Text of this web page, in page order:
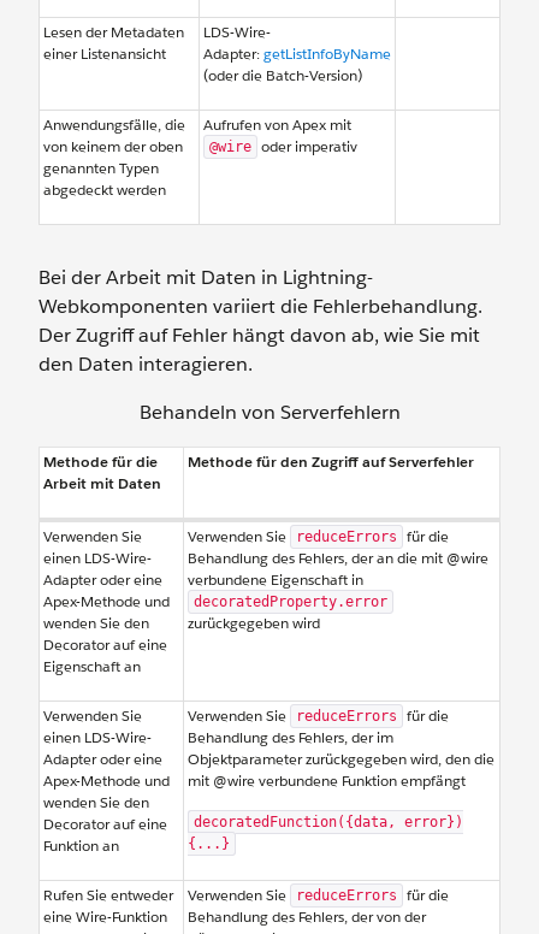
Lesen der Metadaten
einer Listenansicht
LDS-Wire-
Adapter:getListInfoByName
(oder die Batch-Version)
Anwendungsfälle, die
von keinem der oben
genannten Typen
abgedeckt werden
Aufrufen von Apex mit
@wire oder imperativ
Bei der Arbeit mit Daten in Lightning-
Webkomponenten variiert die Fehlerbehandlung.
Der Zugriff auf Fehler hängt davon ab, wie Sie mit
den Daten interagieren.
Behandeln von Serverfehlern
Methode für die
Arbeit mit Daten
Methode für den Zugriff auf Serverfehler
Verwenden Sie
einen LDS-Wire-
Adapter oder eine
Apex-Methode und
wenden Sie den
Decorator auf eine
Eigenschaft an
Verwenden Sie reduceErrors
für die
Behandlung des Fehlers, der an die mit @wire
verbundene Eigenschaft in
decoratedProperty.error
zurückgegeben wird
Verwenden Sie
einen LDS-Wire-
Adapter oder eine
Apex-Methode und
wenden Sie den
Decorator auf eine
Funktion an
Verwenden Sie reduceErrors
für die
Behandlung des Fehlers, der im
Objektparameter zurückgegeben wird, den die
mit @wire verbundene Funktion empfängt
decoratedFunction({data, error})
{...}
Rufen Sie entweder
eine Wire-Funktion
Verwenden Sie reduceErrors
für die
Behandlung des Fehlers, der von der